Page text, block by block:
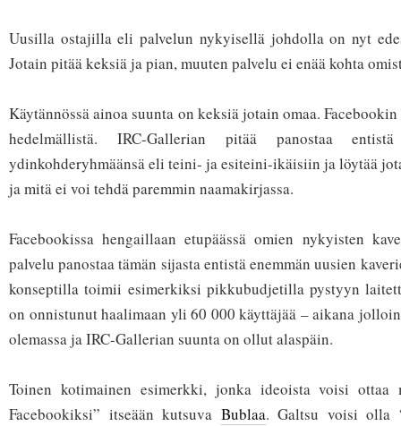
Uusilla ostajilla eli palvelun nykyisellä johdolla on nyt
Jotain pitää keksiä ja pian, muuten palvelu ei enää kohta
Käytännössä ainoa suunta on keksiä jotain omaa.
hedelmällistä. IRC-Gallerian pitää panostaa
ydinkohderyhmäänsä eli teini- ja esiteini-ikäisiin ja löytää
ja mitä ei voi tehdä paremmin naamakirjassa.
Facebookissa hengaillaan etupäässä omien nykyisten
palvelu panostaa tämän sijasta entistä enemmän uusien
konseptilla toimii esimerkiksi pikkubudjetilla pystyyn
on onnistunut haalimaan yli 60 000 käyttäjää – aikana
olemassa ja IRC-Gallerian suunta on ollut alaspäin.
Toinen kotimainen esimerkki, jonka ideoista voisi ottaa
Facebookiksi” itseään kutsuva Bublaa. Galtsu voisi olla